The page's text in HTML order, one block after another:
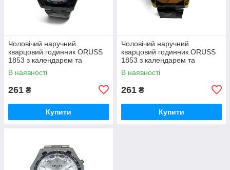
Чоловічий наручний
кварцовий годинник ORUSS
1853 з календарем та
металевим браслетом
MD26BB гурт
В наявності
261 ₴
Купити
Чоловічий наручний
кварцовий годинник ORUSS
1853 з календарем та
металевим браслетом
MD26BG гурт
В наявності
261 ₴
Купити